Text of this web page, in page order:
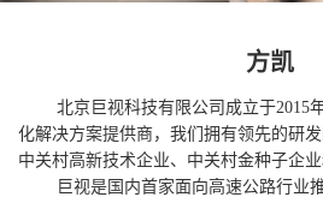
方凯
北京巨视科技有限公司成立于2015
化解决方案提供商，我们拥有领先的研
中关村高新技术企业、中关村金种子企业
巨视是国内首家面向高速公路行业推